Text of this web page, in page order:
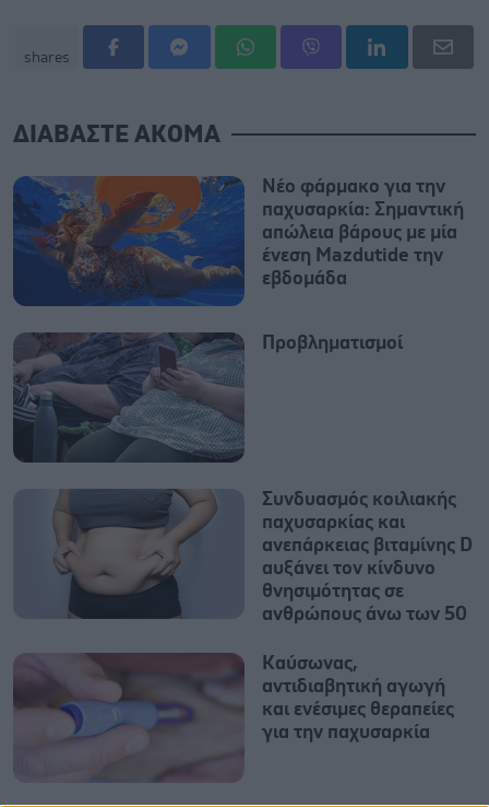
shares
ΔΙΑΒΑΣΤΕ ΑΚΟΜΑ
Νέο φάρμακο για την
παχυσαρκία: Σημαντική
απώλεια βάρους με μία
ένεση Mazdutide την
εβδομάδα
Προβληματισμοί
Συνδυασμός κοιλιακής
παχυσαρκίας και
ανεπάρκειας βιταμίνης D
αυξάνει τον κίνδυνο
θνησιμότητας σε
ανθρώπους άνω των 50
Καύσωνας,
αντιδιαβητική αγωγή
και ενέσιμες θεραπείες
για την παχυσαρκία